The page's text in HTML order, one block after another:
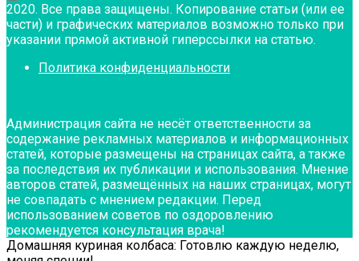
2020. Все права защищены. Копирование статьи (или ее
части) и графических материалов возможно только при
указании прямой активной гиперссылки на статью.
Политика конфиденциальности
Администрация сайта не несёт ответственности за
содержание рекламных материалов и информационных
статей, которые размещены на страницах сайта, а также
за последствия их публикации и использования. Мнение
авторов статей, размещённых на наших страницах, могут
не совпадать с мнением редакции. Перед
использованием советов по оздоровлению
рекомендуется консультация врача!
Домашняя куриная колбаса: Готовлю каждую неделю,